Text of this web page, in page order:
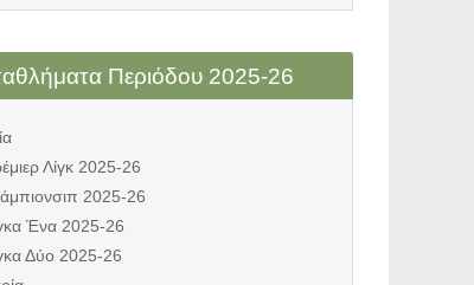
Περιόδου 2025-26
Λίγκ 2025-26
2025-26
Ένα 2025-26
Δύο 2025-26